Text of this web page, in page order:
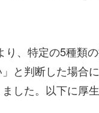
、 特定の5種類
と判断した場合
した。以下に厚